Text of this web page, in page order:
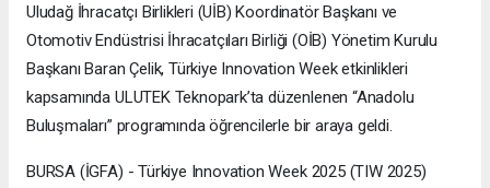
Uludağ İhracatçı Birlikleri (UİB) Koordinatör Başkanı ve
Otomotiv Endüstrisi İhracatçıları Birliği (OİB) Yönetim Kurulu
Başkanı Baran Çelik, Türkiye Innovation Week etkinlikleri
kapsamında ULUTEK Teknopark’ta düzenlenen “Anadolu
Buluşmaları” programında öğrencilerle bir araya geldi.
BURSA (İGFA) - Türkiye Innovation Week 2025 (TIW 2025)